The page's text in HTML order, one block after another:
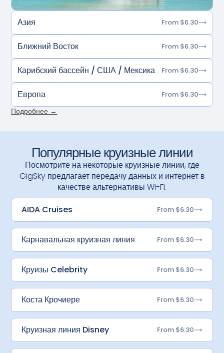
Азия From $6.30
Ближний Восток From $6.30
Карибский бассейн / США / Мексика From $6.30
Европа From $6.30
Подробнее →
Популярные круизные линии
Посмотрите на некоторые круизные линии, где
GigSky предлагает передачу данных и интернет в
качестве альтернативы Wi-Fi.
AIDA Cruises
From $6.30
Карнавальная круизная линия From $6.30
Круизы Celebrity From $6.30
Коста Крочиере From $6.30
Круизная линия Disney From $6.30